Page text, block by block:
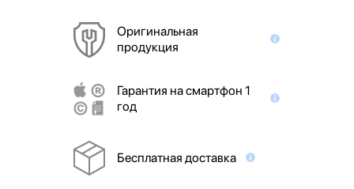
Оригинальная
продукция
Гарантия на смартфон 1
год
Бесплатная доставка